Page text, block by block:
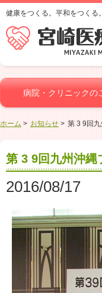
健康をつくる。平和をつくる
病院・クリニックの
ホーム お知らせ 第 3 9回
第 3 9回九州沖
2016/08/17